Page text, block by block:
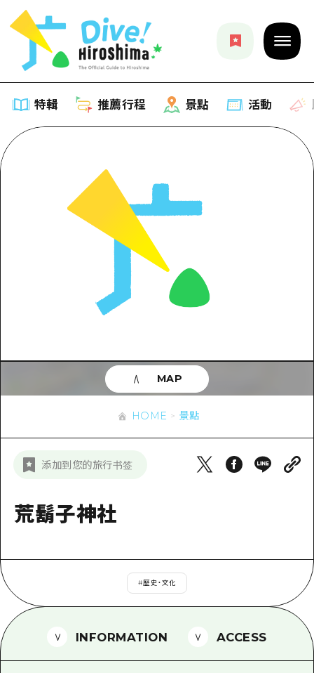
特輯 推薦行程 景點 活動
推薦
藝術
活動·廟會
美食·酒水
購物
運動
夜晚生活
標準
治癒
推薦行程
列表
Dive! Hiroshima 官方向導
廣島隨意旅行
答對了
宮島周邊
短途旅行
一日遊
1晚2天
2晚3天
列表
廣島市內
答對了
美北
東山口
愛媛
有用的信息
列表
超值遊覽門票
廣島免費 Wi-Fi
新聞
HOME 景點
添加到您的旅行书签
荒鬍子神社
#歷史・文化
MAP
INFORMATION ACCESS